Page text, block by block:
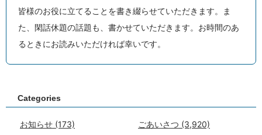
皆様のお役に立てることを書き綴らせていただきます。ま
た、閑話休題の話題も、書かせていただきます。お時間のあ
るときにお読みいただければ幸いです。
Categories
お知らせ (173) ごあいさつ (3,920)